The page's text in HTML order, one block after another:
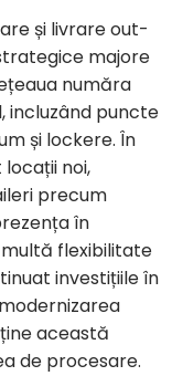
și livrare out-
majore
număra
incluzând puncte
și lockere. În
locații noi,
precum
în
flexibilitate
investițiile în
această
de procesare.